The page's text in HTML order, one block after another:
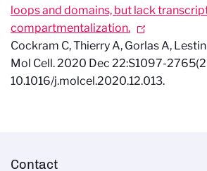
loops and domains, but lack
compartmentalization.
Cockram C, Thierry A, Gorlas A,
Mol Cell. 2020 Dec 22:S1097-
10.1016/j.molcel.2020.12.013.
Contact